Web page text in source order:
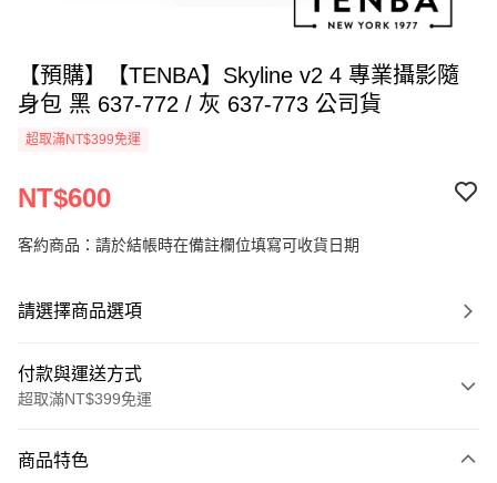
【預購】【TENBA】Skyline v2 4 專業攝影隨
身包 黑 637-772 / 灰 637-773 公司貨
超取滿NT$399免運
NT$600
客約商品：請於結帳時在備註欄位填寫可收貨日期
請選擇商品選項
付款與運送方式
超取滿NT$399免運
信用卡一次付款
商品特色